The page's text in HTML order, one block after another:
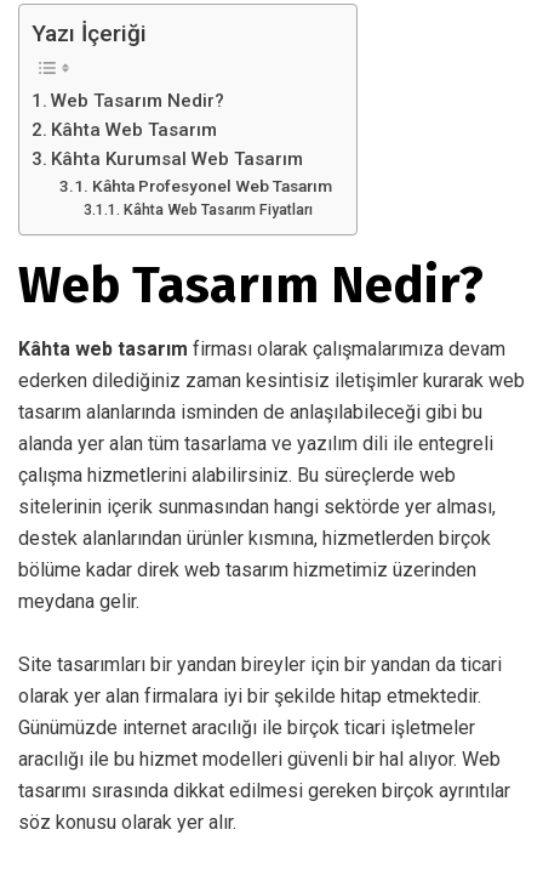
Yazı İçeriği
Web Tasarım Nedir?
Kâhta Web Tasarım
Kâhta Kurumsal Web Tasarım
Kâhta Profesyonel Web Tasarım
Kâhta Web Tasarım Fiyatları
Web Tasarım Nedir?
Kâhta web tasarım firması olarak çalışmalarımıza devam
ederken dilediğiniz zaman kesintisiz iletişimler kurarak web
tasarım alanlarında isminden de anlaşılabileceği gibi bu
alanda yer alan tüm tasarlama ve yazılım dili ile entegreli
çalışma hizmetlerini alabilirsiniz. Bu süreçlerde web
sitelerinin içerik sunmasından hangi sektörde yer alması,
destek alanlarından ürünler kısmına, hizmetlerden birçok
bölüme kadar direk web tasarım hizmetimiz üzerinden
meydana gelir.
Site tasarımları bir yandan bireyler için bir yandan da ticari
olarak yer alan firmalara iyi bir şekilde hitap etmektedir.
Günümüzde internet aracılığı ile birçok ticari işletmeler
aracılığı ile bu hizmet modelleri güvenli bir hal alıyor. Web
tasarımı sırasında dikkat edilmesi gereken birçok ayrıntılar
söz konusu olarak yer alır.